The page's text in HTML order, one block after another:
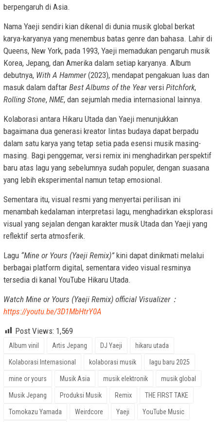
berpengaruh di Asia.
Nama Yaeji sendiri kian dikenal di dunia musik global berkat
karya-karyanya yang menembus batas genre dan bahasa. Lahir di
Queens, New York, pada 1993, Yaeji memadukan pengaruh musik
Korea, Jepang, dan Amerika dalam setiap karyanya. Album
debutnya, With A Hammer(2023), mendapat pengakuan luas dan
masuk dalam daftar Best Albums of the Yearversi Pitchfork,
Rolling Stone, NME, dan sejumlah media internasional lainnya.
Kolaborasi antara Hikaru Utada dan Yaeji menunjukkan
bagaimana dua generasi kreator lintas budaya dapat berpadu
dalam satu karya yang tetap setia pada esensi musik masing-
masing. Bagi penggemar, versi remix ini menghadirkan perspektif
baru atas lagu yang sebelumnya sudah populer, dengan suasana
yang lebih eksperimental namun tetap emosional.
Sementara itu, visual resmi yang menyertai perilisan ini
menambah kedalaman interpretasi lagu, menghadirkan eksplorasi
visual yang sejalan dengan karakter musik Utada dan Yaeji yang
reflektif serta atmosferik.
Lagu “Mine or Yours (Yaeji Remix)” kini dapat dinikmati melalui
berbagai platform digital, sementara video visual resminya
tersedia di kanal YouTube Hikaru Utada.
Watch Mine or Yours (Yaeji Remix) official Visualizer：
https://youtu.be/3D1MbHtrY0A
Post Views: 1,569
Album vinil Artis Jepang DJ Yaeji hikaru utada
Kolaborasi Internasional kolaborasi musik lagu baru 2025
mine or yours Musik Asia musik elektronik musik global
Musik Jepang Produksi Musik Remix THE FIRST TAKE
Tomokazu Yamada Weirdcore Yaeji YouTube Music